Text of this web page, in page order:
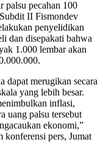
palsu pecahan 100
II Fismondev
penyelidikan
dan disepakati bahwa
1.000 lembar akan
dapat merugikan secara
yang lebih besar.
inflasi,
uang palsu tersebut
ekonomi,”
konferensi pers, Jumat